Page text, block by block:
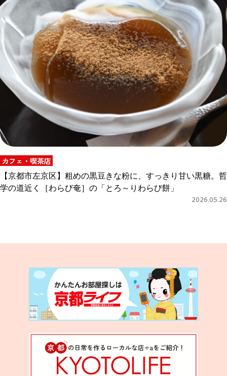
カフェ・喫茶店
【京都市左京区】粗めの黒豆きな粉に、すっきり甘い黒糖。哲
学の道近く［わらび奄］の「とろ～りわらび餅」
2026.05.26